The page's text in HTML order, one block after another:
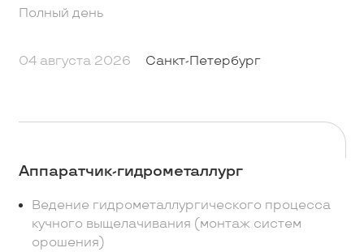
Полный день
04 августа 2026 Санкт-Петербург
Аппаратчик-гидрометаллург
Ведение гидрометаллургического процесса
кучного выщелачивания (монтаж систем
орошения)